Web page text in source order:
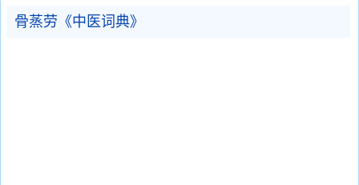
骨蒸劳《中医词典》